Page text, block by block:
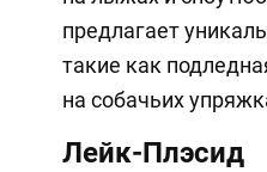
предлагает
такие как
на собачьих
Лейк-Плэсид